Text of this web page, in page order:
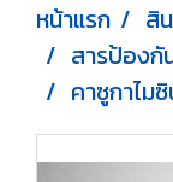
หน้าแรก
สิ
สารป้องกั
คาซูกาไม